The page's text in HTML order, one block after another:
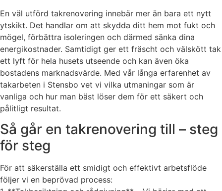
En väl utförd takrenovering innebär mer än bara ett nytt
ytskikt. Det handlar om att skydda ditt hem mot fukt och
mögel, förbättra isoleringen och därmed sänka dina
energikostnader. Samtidigt ger ett fräscht och välskött tak
ett lyft för hela husets utseende och kan även öka
bostadens marknadsvärde. Med vår långa erfarenhet av
takarbeten i Stensbo vet vi vilka utmaningar som är
vanliga och hur man bäst löser dem för ett säkert och
pålitligt resultat.
Så går en takrenovering till – steg
för steg
För att säkerställa ett smidigt och effektivt arbetsflöde
följer vi en beprövad process: